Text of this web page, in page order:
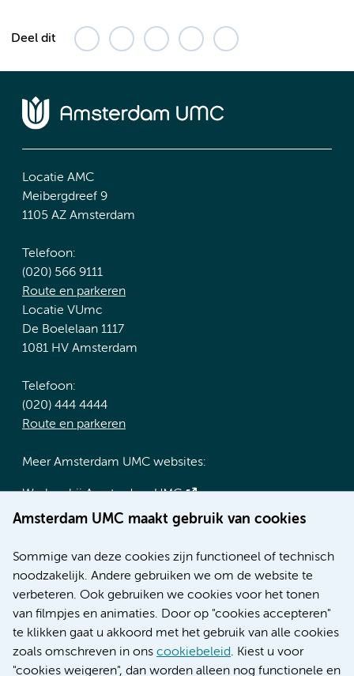
Deel dit
Amsterdam UMC maakt gebruik van cookies
Sommige van deze cookies zijn functioneel of technisch
noodzakelijk. Andere gebruiken we om de website te
verbeteren. Ook gebruiken we cookies voor het tonen
van filmpjes en animaties. Door op "cookies accepteren"
te klikken gaat u akkoord met het gebruik van alle cookies
zoals omschreven in ons cookiebeleid. Kiest u voor
"cookies weigeren", dan worden alleen nog functionele en
Locatie AMC
Meibergdreef 9
1105 AZ Amsterdam
Telefoon:
(020) 566 9111
Route en parkeren
Locatie VUmc
De Boelelaan 1117
1081 HV Amsterdam
Telefoon:
(020) 444 4444
Route en parkeren
Meer Amsterdam UMC websites:
Werken bij Amsterdam UMC
Over Amsterdam UMC
Research
Educatie locatie AMC
Educatie locatie VUmc
Verwijzen & diagnostiek